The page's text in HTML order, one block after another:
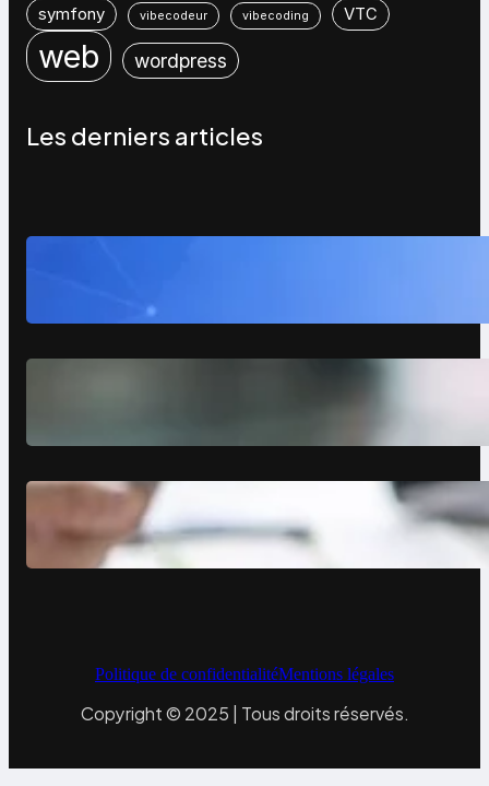
symfony vibecodeur vibecoding VTC
web wordpress
Les derniers articles
vraiment changer)
vitrine
Site vitrine expert-comptable :
levier de croissance
Politique de confidentialitéMentions légales
Copyright © 2025 | Tous droits réservés.